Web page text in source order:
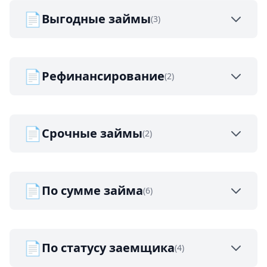
📄Выгодные займы(3)
📄Рефинансирование(2)
📄Срочные займы(2)
📄По сумме займа(6)
📄По статусу заемщика(4)